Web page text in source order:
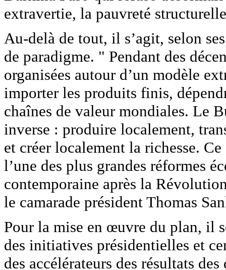
extravertie, la pauvreté
Au-delà de tout, il s’agit, selon
de paradigme. " Pendant des
organisées autour d’un modèle
importer les produits finis,
chaînes de valeur mondiales. Le
inverse : produire localement,
et créer localement la richesse.
l’une des plus grandes réformes
contemporaine après la
le camarade président Thomas
Pour la mise en œuvre du plan, il
des initiatives présidentielles et
des accélérateurs des résultats